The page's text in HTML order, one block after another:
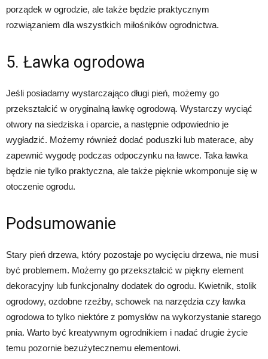
porządek w ogrodzie, ale także będzie praktycznym
rozwiązaniem dla wszystkich miłośników ogrodnictwa.
5. Ławka ogrodowa
Jeśli posiadamy wystarczająco długi pień, możemy go
przekształcić w oryginalną ławkę ogrodową. Wystarczy wyciąć
otwory na siedziska i oparcie, a następnie odpowiednio je
wygładzić. Możemy również dodać poduszki lub materace, aby
zapewnić wygodę podczas odpoczynku na ławce. Taka ławka
będzie nie tylko praktyczna, ale także pięknie wkomponuje się w
otoczenie ogrodu.
Podsumowanie
Stary pień drzewa, który pozostaje po wycięciu drzewa, nie musi
być problemem. Możemy go przekształcić w piękny element
dekoracyjny lub funkcjonalny dodatek do ogrodu. Kwietnik, stolik
ogrodowy, ozdobne rzeźby, schowek na narzędzia czy ławka
ogrodowa to tylko niektóre z pomysłów na wykorzystanie starego
pnia. Warto być kreatywnym ogrodnikiem i nadać drugie życie
temu pozornie bezużytecznemu elementowi.